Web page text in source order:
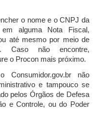
o nome e o CNPJ da
alguma Nota Fiscal,
até mesmo por meio de
Caso não encontre,
o Procon mais próximo.
Consumidor.gov.br não
e tampouco se
pelos Órgãos de Defesa
e Controle, ou do Poder